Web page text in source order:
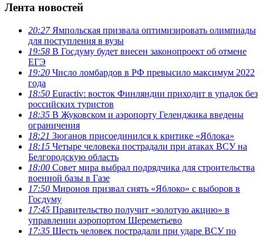
Лента новостей
20:27Ямпольская призвала оптимизировать олимпиады
для поступления в вузы
19:58 В Госдуму будет внесен законопроект об отмене
ЕГЭ
19:20 Число ломбардов в РФ превысило максимум 2022
года
18:50 Euractiv: восток Финляндии приходит в упадок без
российских туристов
18:35 В Жуковском и аэропорту Геленджика введены
ограничения
18:21 Зюганов присоединился к критике «Яблока»
18:15 Четыре человека пострадали при атаках ВСУ на
Белгородскую область
18:00 Совет мира выбрал подрядчика для строительства
военной базы в Газе
17:50 Миронов призвал снять «Яблоко» с выборов в
Госдуму
17:45 Правительство получит «золотую акцию» в
управлении аэропортом Шереметьево
17:35 Шесть человек пострадали при ударе ВСУ по